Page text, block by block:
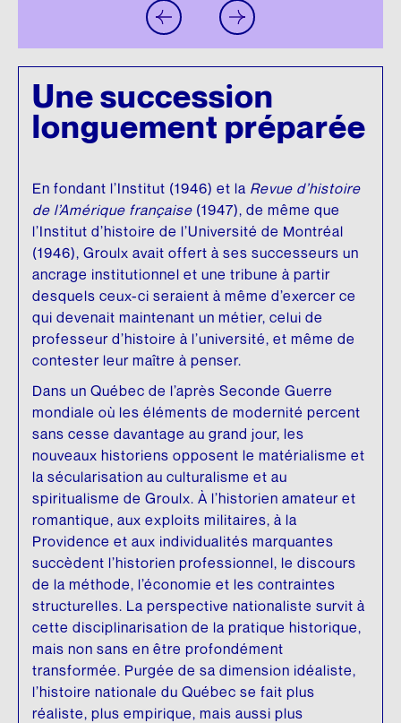
Une succession
longuement préparée
En fondant l’Institut (1946) et la Revue d’histoire
de l’Amérique française (1947), de même que
l’Institut d’histoire de l’Université de Montréal
(1946), Groulx avait offert à ses successeurs un
ancrage institutionnel et une tribune à partir
desquels ceux-ci seraient à même d’exercer ce
qui devenait maintenant un métier, celui de
professeur d’histoire à l’université, et même de
contester leur maître à penser.
Dans un Québec de l’après Seconde Guerre
mondiale où les éléments de modernité percent
sans cesse davantage au grand jour, les
nouveaux historiens opposent le matérialisme et
la sécularisation au culturalisme et au
spiritualisme de Groulx. À l’historien amateur et
romantique, aux exploits militaires, à la
Providence et aux individualités marquantes
succèdent l’historien professionnel, le discours
de la méthode, l’économie et les contraintes
structurelles. La perspective nationaliste survit à
cette disciplinarisation de la pratique historique,
mais non sans en être profondément
transformée. Purgée de sa dimension idéaliste,
l’histoire nationale du Québec se fait plus
réaliste, plus empirique, mais aussi plus